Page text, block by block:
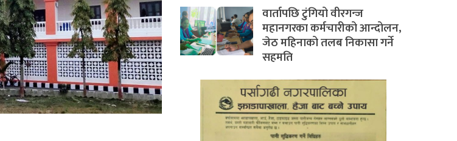
वार्तापछि टुंगियो वीरगन्ज
महानगरका कर्मचारीको आन्दोलन,
जेठ महिनाको तलब निकासा गर्ने
सहमति